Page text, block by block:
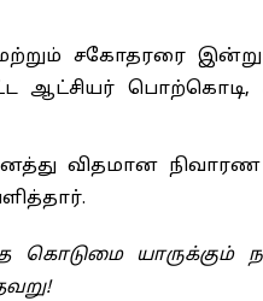
சகோதரரை இன்று
ஆட்சியர் பொற்கொடி,
விதமான
கொடுமை யாருக்கும்